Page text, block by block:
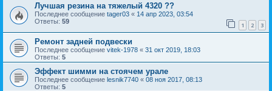
Лучшая резина на тяжелый 4320 ??
Последнее сообщение tager03 « 14 апр 2023, 03:54
Ответы: 59 1 2 3
Ремонт задней подвески
Последнее сообщение vitek-1978 « 31 окт 2019, 18:03
Ответы: 5
Эффект шимми на стоячем урале
Последнее сообщение lesnik7740 « 08 ноя 2017, 08:13
Ответы: 5